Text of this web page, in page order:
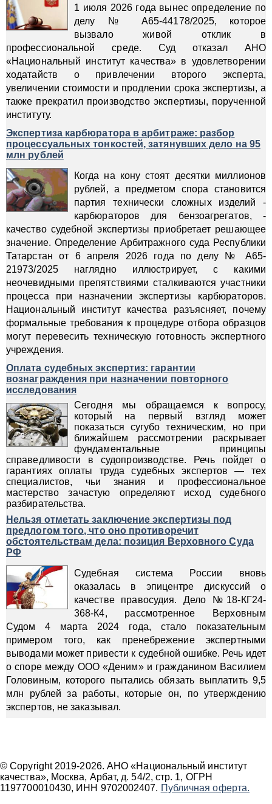
1 июля 2026 года вынес определение по
делу № А65‑44178/2025, которое
вызвало живой отклик в
профессиональной среде. Суд отказал АНО
«Национальный институт качества» в удовлетворении
ходатайств о привлечении второго эксперта,
увеличении стоимости и продлении срока экспертизы, а
также прекратил производство экспертизы, порученной
институту.
Экспертиза карбюратора в арбитраже: разбор
процессуальных тонкостей, затянувших дело на 95
млн рублей
Когда на кону стоят десятки миллионов
рублей, а предметом спора становится
партия технически сложных изделий -
карбюраторов для бензоагрегатов, -
качество судебной экспертизы приобретает решающее
значение. Определение Арбитражного суда Республики
Татарстан от 6 апреля 2026 года по делу № А65-
21973/2025 наглядно иллюстрирует, с какими
неочевидными препятствиями сталкиваются участники
процесса при назначении экспертизы карбюраторов.
Национальный институт качества разъясняет, почему
формальные требования к процедуре отбора образцов
могут перевесить техническую готовность экспертного
учреждения.
Оплата судебных экспертиз: гарантии
вознаграждения при назначении повторного
исследования
Cегодня мы обращаемся к вопросу,
который на первый взгляд может
показаться сугубо техническим, но при
ближайшем рассмотрении раскрывает
фундаментальные принципы
справедливости в судопроизводстве. Речь пойдет о
гарантиях оплаты труда судебных экспертов — тех
специалистов, чьи знания и профессиональное
мастерство зачастую определяют исход судебного
разбирательства.
Нельзя отметать заключение экспертизы под
предлогом того, что оно противоречит
обстоятельствам дела: позиция Верховного Суда
РФ
Судебная система России вновь
оказалась в эпицентре дискуссий о
качестве правосудия. Дело №18-КГ24-
368-К4, рассмотренное Верховным
Судом 4 марта 2024 года, стало показательным
примером того, как пренебрежение экспертными
выводами может привести к судебной ошибке. Речь идет
о споре между ООО «Деним» и гражданином Василием
Головиным, которого пытались обязать выплатить 9,5
млн рублей за работы, которые он, по утверждению
экспертов, не заказывал.
© Copyright 2019-2026. АНО «Национальный институт
качества», Москва, Арбат, д. 54/2, стр. 1, ОГРН
1197700010430, ИНН 9702002407. Публичная оферта.